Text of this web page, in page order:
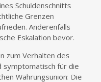
Schuldenschnitts
Grenzen
Anderenfalls
Eskalation bevor.
zum Verhalten des
symptomatisch für die
Währungsunion: Die